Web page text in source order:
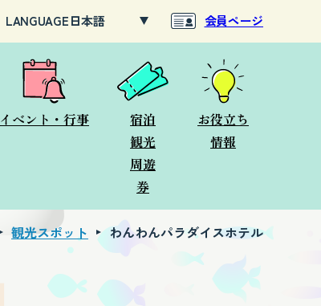
LANGUAGE 会員ページ
イベント・行事
宿泊
観光
周遊
券
お役立ち
情報
観光スポット わんわんパラダイスホテル